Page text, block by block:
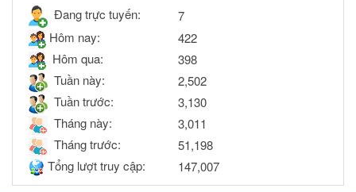
Đang trực tuyến:
7
Hôm nay:
422
Hôm qua:
398
Tuần này:
2,502
Tuần trước:
3,130
Tháng này:
3,011
Tháng trước:
51,198
Tổng lượt truy cập:
147,007